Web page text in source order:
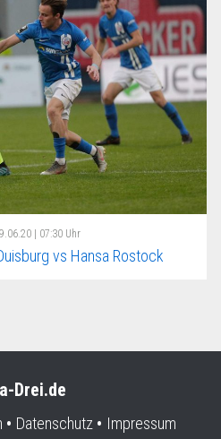
| 07:30 Uhr
vs Hansa Rostock
Drei.de
Datenschutz Impressum